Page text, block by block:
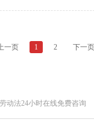
一页 1 2 下一页
动法24小时在线免费咨询